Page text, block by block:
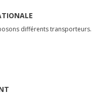
différents transporteurs.